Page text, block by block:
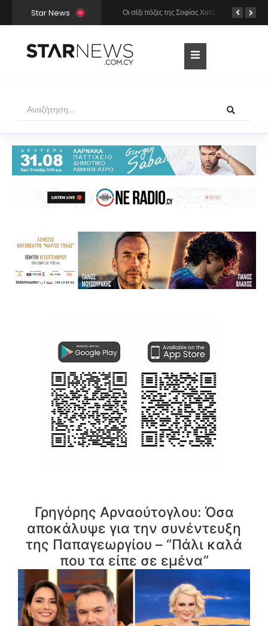
Star News
Γρηγόρης Αρναούτογλου: Όσα
αποκάλυψε για την συνέντευξη
της Παπαγεωργίου – “Πάλι καλά
που τα είπε σε εμένα”